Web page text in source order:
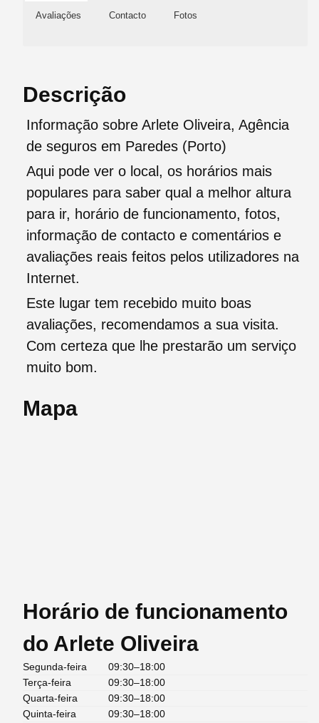
Avaliações Contacto Fotos
Descrição
Informação sobre Arlete Oliveira, Agência
de seguros em Paredes (Porto)
Aqui pode ver o local, os horários mais
populares para saber qual a melhor altura
para ir, horário de funcionamento, fotos,
informação de contacto e comentários e
avaliações reais feitos pelos utilizadores na
Internet.
Este lugar tem recebido muito boas
avaliações, recomendamos a sua visita.
Com certeza que lhe prestarão um serviço
muito bom.
Mapa
Horário de funcionamento
do Arlete Oliveira
Segunda-feira
09:30–18:00
Terça-feira
09:30–18:00
Quarta-feira
09:30–18:00
Quinta-feira
09:30–18:00